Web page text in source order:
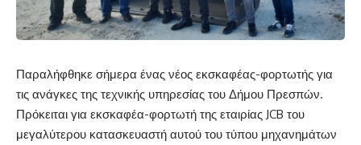
Παραλήφθηκε σήμερα ένας νέος εκσκαφέας-φορτωτής για
τις ανάγκες της τεχνικής υπηρεσίας του Δήμου Πρεσπών.
Πρόκειται για εκσκαφέα-φορτωτή της εταιρίας JCB του
μεγαλύτερου κατασκευαστή αυτού του τύπου μηχανημάτων